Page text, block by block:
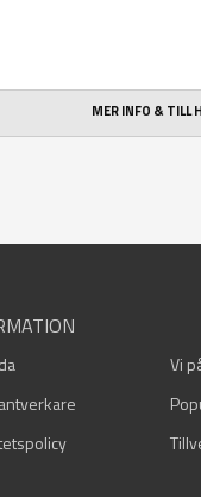
MER INFO & TILL
Vi